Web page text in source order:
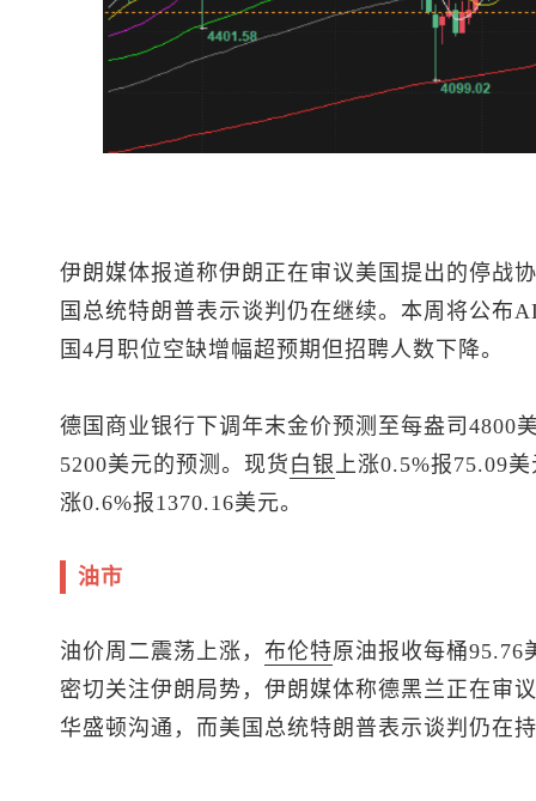
伊朗媒体报道称伊朗正在审议美国提出的停战
国总统特朗普表示谈判仍在继续。本周将公布
国4月职位空缺增幅超预期但招聘人数下降。
德国商业银行下调年末金价预测至每盎司4800
5200美元的预测。 现货 白银上涨0.5%报75.09
涨0.6%报1370.16美元。
油市
油价周二震荡上涨， 布伦特原油报收每桶95.76
密切关注伊朗局势，伊朗媒体称德黑兰正在审
华盛顿沟通，而美国总统特朗普表示谈判仍在